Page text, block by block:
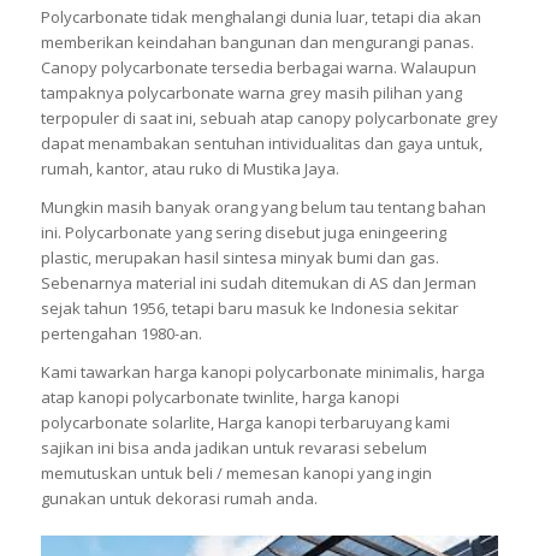
Polycarbonate tidak menghalangi dunia luar, tetapi dia akan
memberikan keindahan bangunan dan mengurangi panas.
Canopy polycarbonate tersedia berbagai warna. Walaupun
tampaknya polycarbonate warna grey masih pilihan yang
terpopuler di saat ini, sebuah atap canopy polycarbonate grey
dapat menambakan sentuhan intividualitas dan gaya untuk,
rumah, kantor, atau ruko di Mustika Jaya.
Mungkin masih banyak orang yang belum tau tentang bahan
ini. Polycarbonate yang sering disebut juga eningeering
plastic, merupakan hasil sintesa minyak bumi dan gas.
Sebenarnya material ini sudah ditemukan di AS dan Jerman
sejak tahun 1956, tetapi baru masuk ke Indonesia sekitar
pertengahan 1980-an.
Kami tawarkan harga kanopi polycarbonate minimalis, harga
atap kanopi polycarbonate twinlite, harga kanopi
polycarbonate solarlite, Harga kanopi terbaruyang kami
sajikan ini bisa anda jadikan untuk revarasi sebelum
memutuskan untuk beli / memesan kanopi yang ingin
gunakan untuk dekorasi rumah anda.